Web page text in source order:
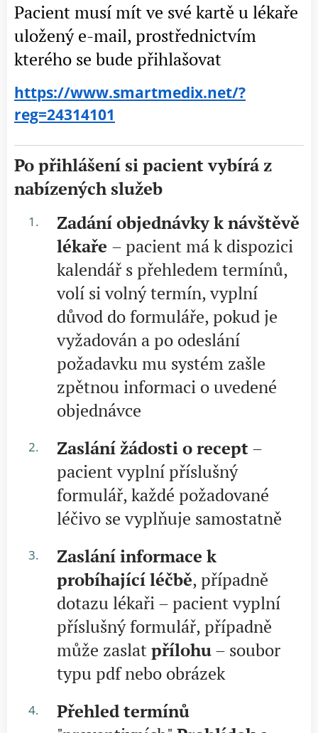
Pacient musí mít ve své kartě u lékaře
uložený e-mail, prostřednictvím
kterého se bude přihlašovat
https://www.smartmedix.net/?
reg=24314101
Po přihlášení si pacient vybírá z
nabízených služeb
Zadání objednávky k návštěvě
lékaře – pacient má k dispozici
kalendář s přehledem termínů,
volí si volný termín, vyplní
důvod do formuláře, pokud je
vyžadován a po odeslání
požadavku mu systém zašle
zpětnou informaci o uvedené
objednávce
Zaslání žádosti o recept–
pacient vyplní příslušný
formulář, každé požadované
léčivo se vyplňuje samostatně
Zaslání informace k
probíhající léčbě, případně
dotazu lékaři – pacient vyplní
příslušný formulář, případně
může zaslatpřílohu– soubor
typu pdf nebo obrázek
Přehled termínů